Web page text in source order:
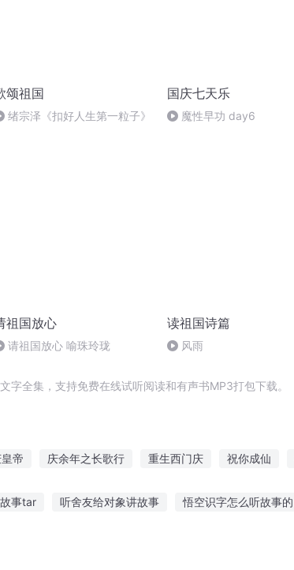
颂祖国
绪宗泽《扣好人生第一粒子》
国庆七天乐
魔性早功 day6
祖国放心
请祖国放心 喻珠玲珑
读祖国诗篇
风雨
全集，支持免费在线试听阅读和有声书MP3打包下载。
帝 庆余年之长歌行 重生西门庆 祝你成仙
事tar 听舍友给对象讲故事 悟空识字怎么听故事的